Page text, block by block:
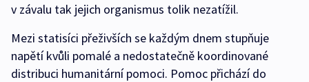
v závalu tak jejich organismus tolik nezatížil.
Mezi statisíci přeživších se každým dnem stupňuje
napětí kvůli pomalé a nedostatečně koordinované
distribuci humanitární pomoci. Pomoc přichází do